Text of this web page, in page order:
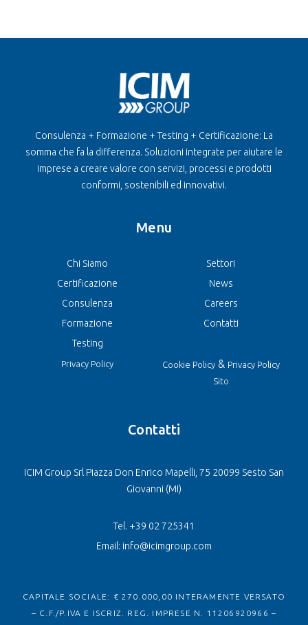
Consulenza + Formazione + Testing + Certificazione: La
somma che fa la differenza. Soluzioni integrate per aiutare le
imprese a creare valore con servizi, processi e prodotti
conformi, sostenibili ed innovativi.
Menu
Chi Siamo
Certificazione
Consulenza
Formazione
Testing
Privacy Policy
Settori
News
Careers
Contatti
Cookie Policy& Privacy Policy
Sito
Contatti
ICIM Group Srl Piazza Don Enrico Mapelli, 75 20099 Sesto San
Giovanni (MI)
Tel. +39 02 725341
Email: info@icimgroup.com
CAPITALE SOCIALE: € 270.000,00 INTERAMENTE VERSATO
– C.F./P.IVA E ISCRIZ. REG. IMPRESE N. 11206920966 –